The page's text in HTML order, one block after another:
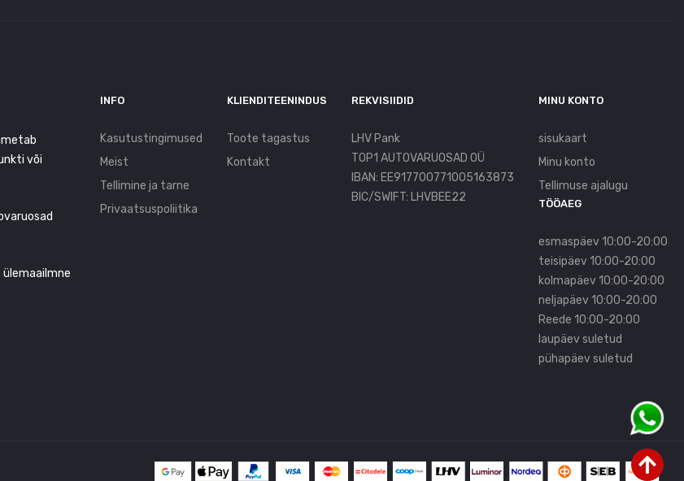
või
ülemaailmne
INFO
Kasutustingimused
Meist
Tellimine ja tarne
Privaatsuspoliitika
KLIENDITEENINDUS
Toote tagastus
Kontakt
REKVISIIDID
LHV Pank
TOP1 AUTOVARUOSAD OÜ
IBAN: EE917700771005163873
BIC/SWIFT: LHVBEE22
MINU KONTO
sisukaart
Minu konto
Tellimuse ajalugu
TÖÖAEG
esmaspäev 10:00-20:00
teisipäev 10:00-20:00
kolmapäev 10:00-20:00
neljapäev 10:00-20:00
Reede 10:00-20:00
laupäev suletud
pühapäev suletud